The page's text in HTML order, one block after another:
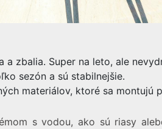
a zbalia. Super na leto, ale
sezón a sú stabilnejšie.
materiálov, ktoré sa montujú
s vodou, ako sú riasy